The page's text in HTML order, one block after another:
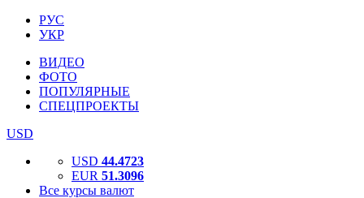
РУС
УКР
ВИДЕО
ФОТО
ПОПУЛЯРНЫЕ
СПЕЦПРОЕКТЫ
USD
USD 44.4723
EUR 51.3096
Все курсы валют